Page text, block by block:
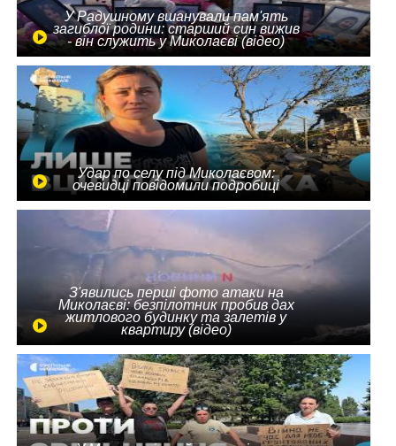
У Радушному вшанували пам'ять
загиблої родини: старший син вижив
- він служить у Миколаєві (відео)
Удар по селу під Миколаєвом:
очевидці повідомили подробиці
З'явились перші фото атаки на
Миколаєві: безпілотник пробив дах
житлового будинку та залетів у
квартиру (відео)